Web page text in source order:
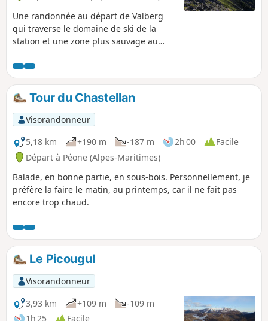
Une randonnée au départ de Valberg
qui traverse le domaine de ski de la
station et une zone plus sauvage au
paysage remarquablement coloré s'offre
en contrebas, avec les pierres rouges
caractéristiques du Cians et du Daluis.
Admirer également les sommets à
360°C (le Mont Saint-Honorat d'un côté,
Le Mounier et la Cime Nègre au dessus
de Valberg de l'autre, etc.)
Tour du Chastellan
Visorandonneur
5,18 km
+190 m -187 m 2h 00
Facile
Départ à Péone (Alpes-Maritimes)
Balade, en bonne partie, en sous-bois. Personnellement, je
préfère la faire le matin, au printemps, car il ne fait pas
encore trop chaud.
Le Picougul
Visorandonneur
3,93 km
+109 m
-109 m
1h 25
Facile